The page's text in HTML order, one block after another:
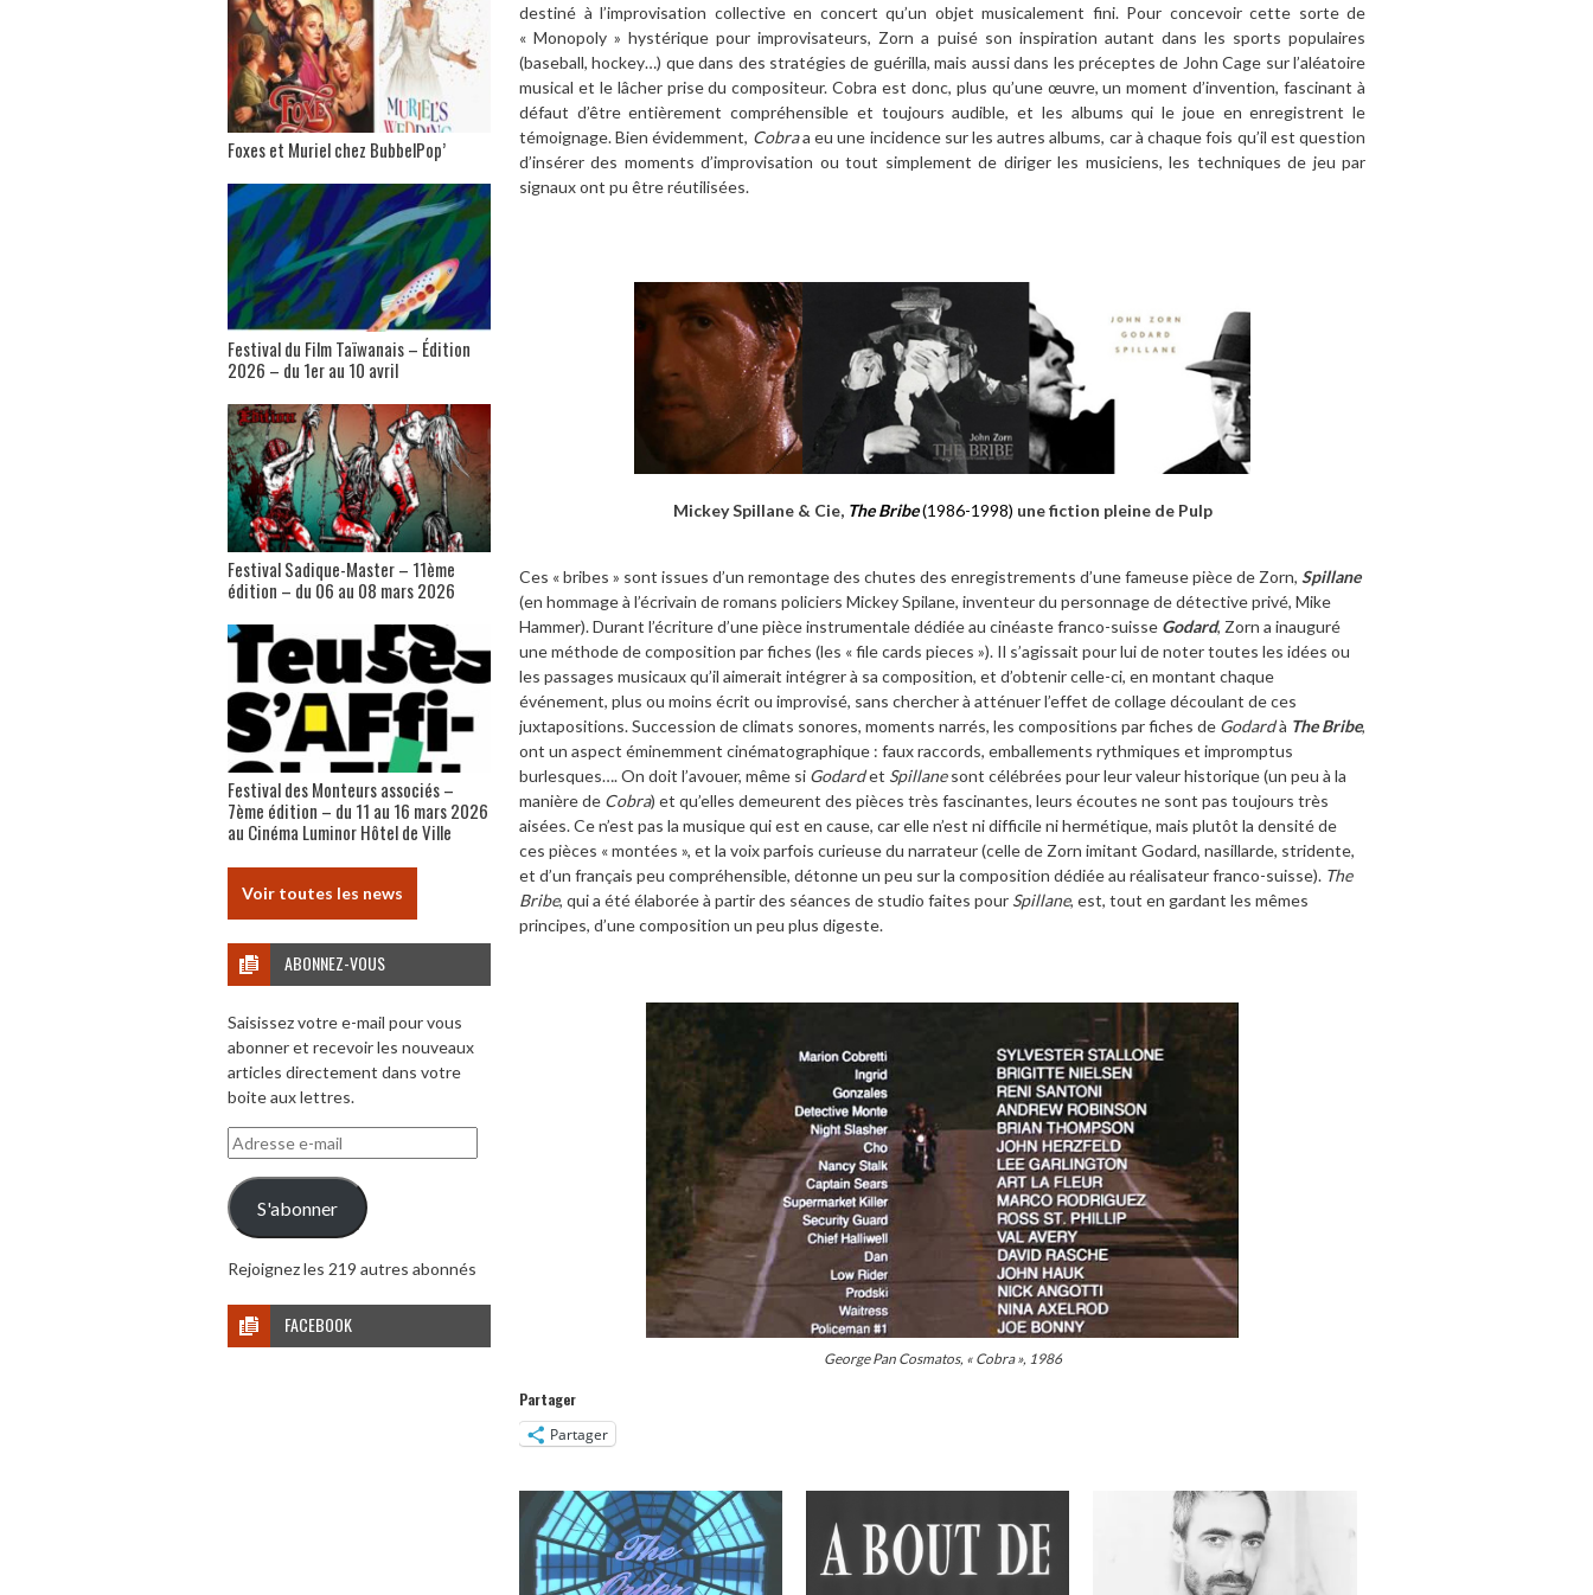
destiné à l’improvisation collective en concert qu’un objet musicalement fini. Pour concevoir cette sorte de
« Monopoly » hystérique pour improvisateurs, Zorn a puisé son inspiration autant dans les sports populaires
(baseball, hockey…) que dans des stratégies de guérilla, mais aussi dans les préceptes de John Cage sur l’aléatoire
musical et le lâcher prise du compositeur. Cobra est donc, plus qu’une œuvre, un moment d’invention, fascinant à
défaut d’être entièrement compréhensible et toujours audible, et les albums qui le joue en enregistrent le
témoignage. Bien évidemment, Cobraa eu une incidence sur les autres albums, car à chaque fois qu’il est question
d’insérer des moments d’improvisation ou tout simplement de diriger les musiciens, les techniques de jeu par
signaux ont pu être réutilisées.
Mickey Spillane & Cie, The Bribe(1986-1998) une fiction pleine de Pulp
Ces « bribes » sont issues d’un remontage des chutes des enregistrements d’une fameuse pièce de Zorn, Spillane
(en hommage à l’écrivain de romans policiers Mickey Spilane, inventeur du personnage de détective privé, Mike
Hammer). Durant l’écriture d’une pièce instrumentale dédiée au cinéaste franco-suisse Godard, Zorn a inauguré
une méthode de composition par fiches (les « file cards pieces »). Il s’agissait pour lui de noter toutes les idées ou
les passages musicaux qu’il aimerait intégrer à sa composition, et d’obtenir celle-ci, en montant chaque
événement, plus ou moins écrit ou improvisé, sans chercher à atténuer l’effet de collage découlant de ces
juxtapositions. Succession de climats sonores, moments narrés, les compositions par fiches de Godardà The Bribe,
ont un aspect éminemment cinématographique : faux raccords, emballements rythmiques et impromptus
burlesques…. On doit l’avouer, même si Godardet Spillanesont célébrées pour leur valeur historique (un peu à la
manière de Cobra) et qu’elles demeurent des pièces très fascinantes, leurs écoutes ne sont pas toujours très
aisées. Ce n’est pas la musique qui est en cause, car elle n’est ni difficile ni hermétique, mais plutôt la densité de
ces pièces « montées », et la voix parfois curieuse du narrateur (celle de Zorn imitant Godard, nasillarde, stridente,
et d’un français peu compréhensible, détonne un peu sur la composition dédiée au réalisateur franco-suisse). The
Bribe, qui a été élaborée à partir des séances de studio faites pour Spillane, est, tout en gardant les mêmes
principes, d’une composition un peu plus digeste.
George Pan Cosmatos, « Cobra », 1986
Partager
Partager
Foxes et Muriel chez BubbelPop’
Festival du Film Taïwanais – Édition
2026 – du 1er au 10 avril
Festival Sadique-Master – 11ème
édition – du 06 au 08 mars 2026
Festival des Monteurs associés –
7ème édition – du 11 au 16 mars 2026
au Cinéma Luminor Hôtel de Ville
Voir toutes les news
ABONNEZ-VOUS
Saisissez votre e-mail pour vous
abonner et recevoir les nouveaux
articles directement dans votre
boite aux lettres.
Adresse
e-
mail
S'abonner
Rejoignez les 219 autres abonnés
FACEBOOK